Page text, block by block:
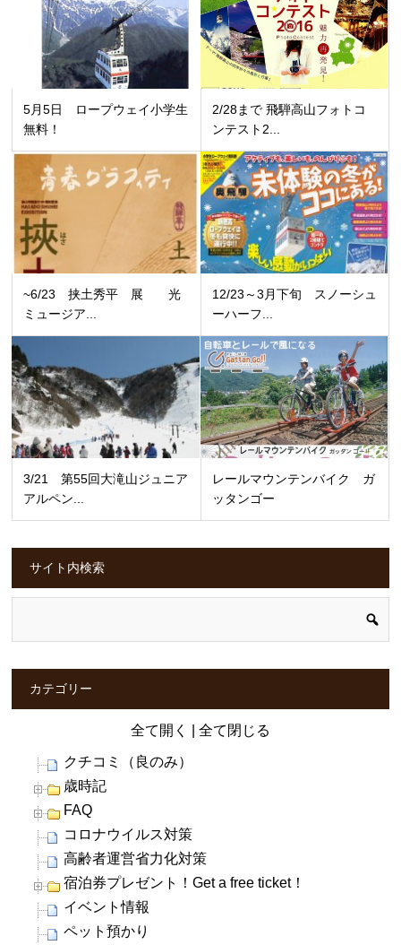
5月5日 ロープウェイ小学生
無料！
2/28まで 飛騨高山フォトコ
ンテスト2...
~6/23 挟土秀平 展 光
ミュージア...
12/23～3月下旬 スノーシュ
ーハーフ...
3/21 第55回大滝山ジュニア
アルペン...
レールマウンテンバイク ガ
ッタンゴー
サイト内検索
カテゴリー
全て開く 全て閉じる
クチコミ（良のみ）
歳時記
FAQ
コロナウイルス対策
高齢者運営省力化対策
宿泊券プレゼント！Get a free ticket！
イベント情報
ペット預かり